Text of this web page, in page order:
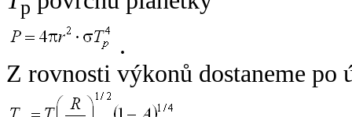
p
.
Z rovnosti výkonů dostaneme po